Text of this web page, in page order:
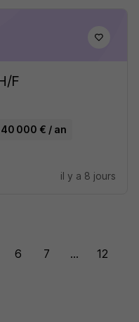
F
000 € / an
il y a 8 jours
6 7 ... 12